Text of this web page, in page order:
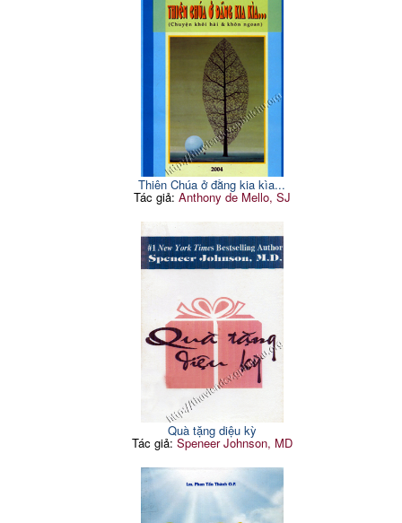
Thiên Chúa ở đằng kia kìa...
Tác giả: Anthony de Mello, SJ
Quà tặng diệu kỳ
Tác giả: Speneer Johnson, MD